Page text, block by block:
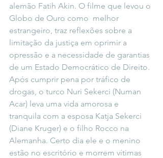
alemão Fatih Akin. O filme que levou o
Globo de Ouro como  melhor
estrangeiro, traz reflexões sobre a
limitação da justiça em oprimir a
opressão e a necessidade de garantias
de um Estado Democrático de Direito.
Após cumprir pena por tráfico de
drogas, o turco Nuri Sekerci (Numan
Acar) leva uma vida amorosa e
tranquila com a esposa Katja Sekerci
(Diane Kruger) e o filho Rocco na
Alemanha. Certo dia ele e o menino
estão no escritório e morrem vítimas